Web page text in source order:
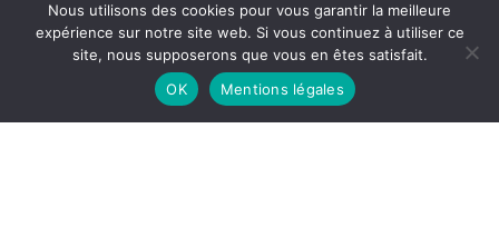
Nous utilisons des cookies pour vous garantir la meilleure
expérience sur notre site web. Si vous continuez à utiliser ce
site, nous supposerons que vous en êtes satisfait.
OK
Mentions légales